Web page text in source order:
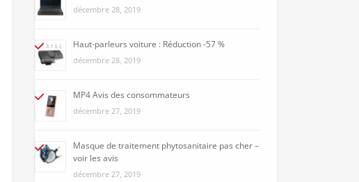
décembre 28, 2019
Haut-parleurs voiture : Réduction -57 %
décembre 28, 2019
MP4 Avis des consommateurs
décembre 27, 2019
Masque de traitement phytosanitaire pas cher –
voir les avis
décembre 27, 2019